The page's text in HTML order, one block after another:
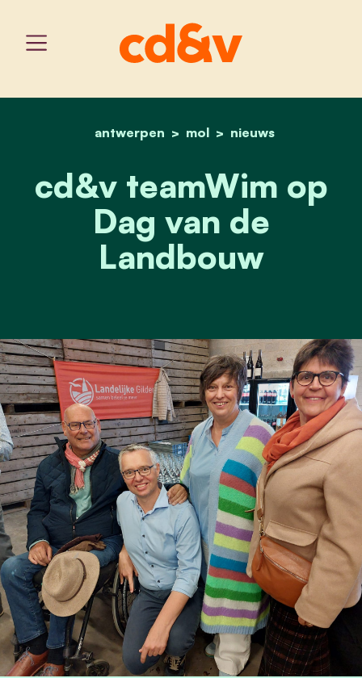
home
antwerpen mol nieuws
cd&v teamwim op dag
cd&v teamWim op
Dag van de
Landbouw